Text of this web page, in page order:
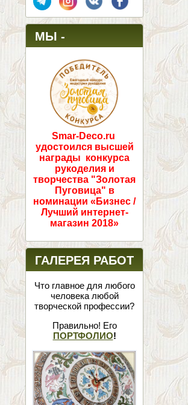
МЫ -
ПОБЕДИТЕЛИ!
Smar-Deco.ru
удостоился высшей
награды конкурса
рукоделия и
творчества "Золотая
Пуговица" в
номинации «Бизнес /
Лучший интернет-
магазин 2018»
ГАЛЕРЕЯ РАБОТ
Что главное для любого
человека любой
творческой профессии?
Правильно! Его
ПОРТФОЛИО!